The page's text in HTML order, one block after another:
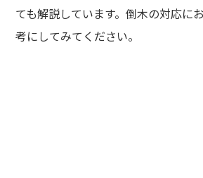
ても解説しています。倒木の対応に
考にしてみてください。